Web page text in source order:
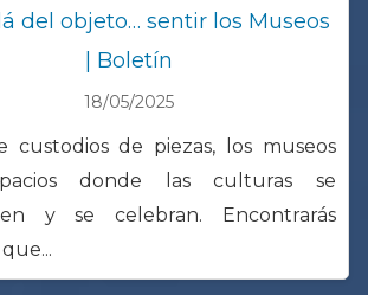
del objeto… sentir los Museos
| Boletín
18/05/2025
custodios de piezas, los museos
donde las culturas se
y se celebran. Encontrarás